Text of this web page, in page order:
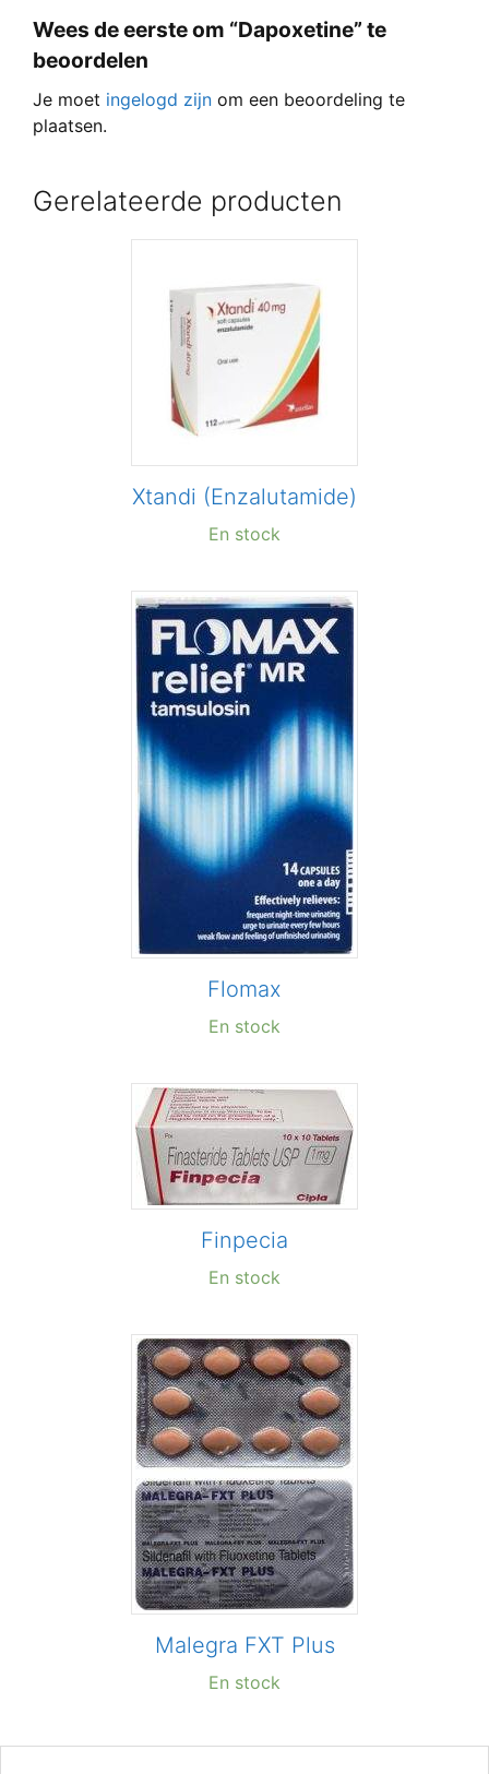
Wees de eerste om “Dapoxetine” te
beoordelen
Je moet ingelogd zijn om een beoordeling te
plaatsen.
Gerelateerde producten
Xtandi (Enzalutamide)
En stock
Flomax
En stock
Finpecia
En stock
Malegra FXT Plus
En stock